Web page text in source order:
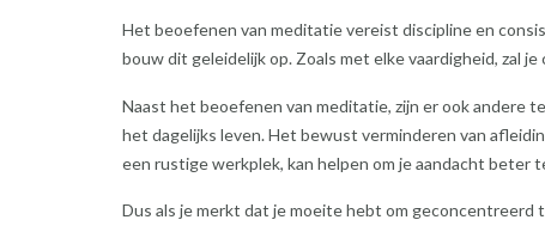
Het beoefenen van meditatie vereist discipline en
bouw dit geleidelijk op. Zoals met elke vaardigheid, zal
Naast het beoefenen van meditatie, zijn er ook andere
het dagelijks leven. Het bewust verminderen van
een rustige werkplek, kan helpen om je aandacht beter
Dus als je merkt dat je moeite hebt om geconcentreerd